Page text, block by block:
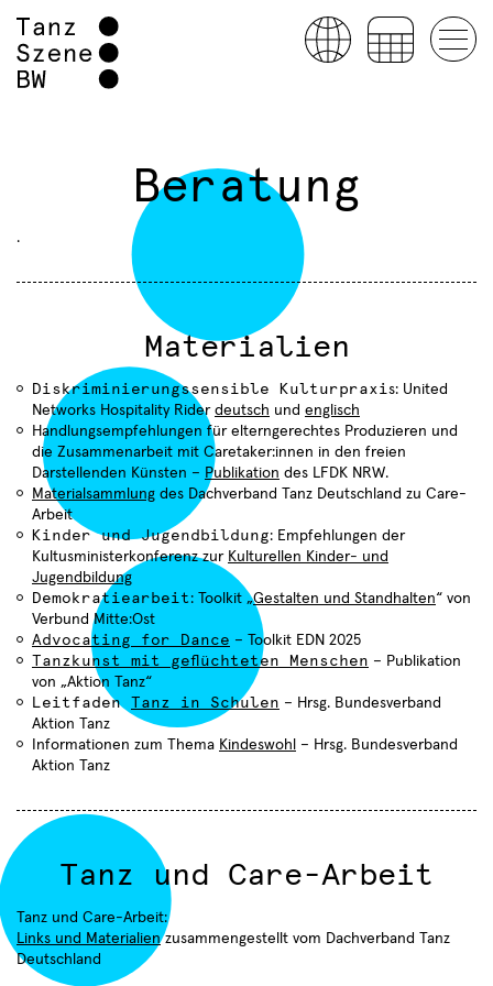
Aktuelles
Über uns
Aktivitäten
Projekte
Beratung
.
Materialien
Diskriminierungssensible Kulturpraxis: United
Networks Hospitality Rider deutsch und englisch
Handlungsempfehlungen für elterngerechtes Produzieren und
die Zusammenarbeit mit Caretaker:innen in den freien
Darstellenden Künsten – Publikation des LFDK NRW.
Materialsammlung des Dachverband Tanz Deutschland zu Care-
Arbeit
Kinder und Jugendbildung: Empfehlungen der
Kultusministerkonferenz zur Kulturellen Kinder- und
Jugendbildung
Demokratiearbeit: Toolkit „Gestalten und Standhalten“ von
Verbund Mitte:Ost
Advocating for Dance – Toolkit EDN 2025
Tanzkunst mit geflüchteten Menschen – Publikation
von „Aktion Tanz“
Leitfaden
Tanz in Schulen – Hrsg. Bundesverband
Aktion Tanz
Informationen zum Thema Kindeswohl
– Hrsg. Bundesverband
Aktion Tanz
Tanz und Care-Arbeit
Tanz und Care-Arbeit:
Links und Materialienzusammengestellt vom Dachverband Tanz
Deutschland
Termine
Fachtag "Tanz und Care" in
Kooperation mit Dachverband
Veranstaltungen
Workshops und Fortbildungen
Choreografen
Freie Ensembles Institutionen
Lokale Netzwerke
4
Sie haben sich erfolgreich
für den TanzSzene Baden-
Württemberg Newsletter
angemeldet.